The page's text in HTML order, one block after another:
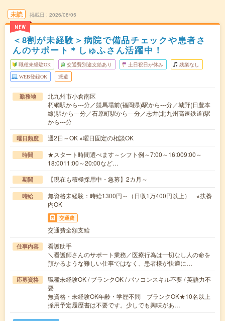
未読
NEW
掲載日 2026/08/05
＜8割が未経験＞病院で備品チェックや患者さ
んのサポート＊しゅふさん活躍中！
職種未経験OK 交通費別途支給あり 土日祝日が休み 残業なし
WEB登録OK 派遣
勤務地
北九州市小倉南区
朽網駅から---分／競馬場前(福岡県)駅から---分／城野(日豊本
線)駅から---分／石原町駅から---分／志井(北九州高速鉄道)駅
から---分
曜日頻度 週2日～OK ※曜日固定の相談OK
時間
★スタート時間選べます～シフト例～7:00～16:009:00～
18:0011:00～20:00など…
期間 【現在も積極採用中・急募】2カ月～
時給
無資格未経験：時給1300円～（日収1万400円以上） ※扶養
内OK
交通費
交通費全額支給
仕事内容
看護助手
＼看護師さんのサポート業務／医療行為は一切なし人の命を
預かるような難しい仕事ではなく、患者様が快適に…
応募資格
職種未経験OK / ブランクOK / パソコンスキル不要 / 英語力不
要
無資格・未経験OK年齢・学歴不問 ブランクOK★10名以上
採用予定履歴書は不要です。少しでも興味があ…